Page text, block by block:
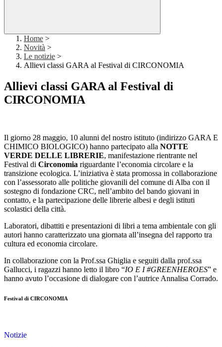
Home >
Novità >
Le notizie >
Allievi classi GARA al Festival di CIRCONOMIA
Allievi classi GARA al Festival di
CIRCONOMIA
Il giorno 28 maggio, 10 alunni del nostro istituto (indirizzo GARA E
CHIMICO BIOLOGICO) hanno partecipato alla NOTTE
VERDE DELLE LIBRERIE, manifestazione rientrante nel
Festival di Circonomia riguardante l’economia circolare e la
transizione ecologica. L’iniziativa è stata promossa in collaborazione
con l’assessorato alle politiche giovanili del comune di Alba con il
sostegno di fondazione CRC, nell’ambito del bando giovani in
contatto, e la partecipazione delle librerie albesi e degli istituti
scolastici della città.
Laboratori, dibattiti e presentazioni di libri a tema ambientale con gli
autori hanno caratterizzato una giornata all’insegna del rapporto tra
cultura ed economia circolare.
In collaborazione con la Prof.ssa Ghiglia e seguiti dalla prof.ssa
Gallucci, i ragazzi hanno letto il libro “IO E I #GREENHEROES” e
hanno avuto l’occasione di dialogare con l’autrice Annalisa Corrado.
Festival di CIRCONOMIA
Notizie